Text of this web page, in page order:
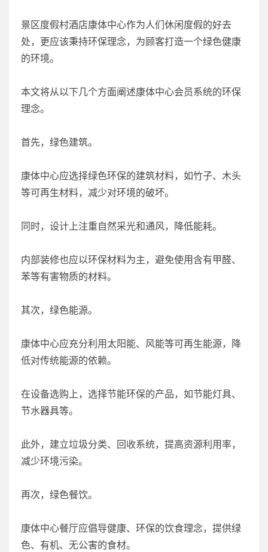
景区度假村酒店康体中心作为人们休闲度假的好去
处，更应该秉持环保理念，为顾客打造一个绿色健康
的环境。
本文将从以下几个方面阐述康体中心会员系统的环保
理念。
首先，绿色建筑。
康体中心应选择绿色环保的建筑材料，如竹子、木头
等可再生材料，减少对环境的破坏。
同时，设计上注重自然采光和通风，降低能耗。
内部装修也应以环保材料为主，避免使用含有甲醛、
苯等有害物质的材料。
其次，绿色能源。
康体中心应充分利用太阳能、风能等可再生能源，降
低对传统能源的依赖。
在设备选购上，选择节能环保的产品，如节能灯具、
节水器具等。
此外，建立垃圾分类、回收系统，提高资源利用率，
减少环境污染。
再次，绿色餐饮。
康体中心餐厅应倡导健康、环保的饮食理念，提供绿
色、有机、无公害的食材。